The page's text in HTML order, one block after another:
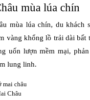
mùa lúa chín
mùa lúa chín, du khách
vàng khổng lồ trải dài bất
uốn lượn mềm mại,
lung linh.
Châu